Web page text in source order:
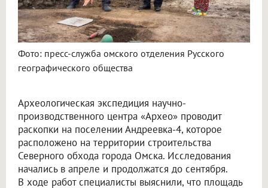
Фото: пресс-служба омского отделения Русского
географического общества
Археологическая экспедиция научно-
производственного центра «Архео» проводит
раскопки на поселении Андреевка-4, которое
расположено на территории строительства
Северного обхода города Омска. Исследования
начались в апреле и продолжатся до сентября.
В ходе работ специалисты выяснили, что площадь